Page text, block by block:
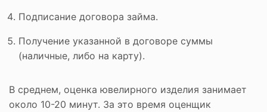
Подписание договора займа.
Получение указанной в договоре суммы
(наличные, либо на карту).
В среднем, оценка ювелирного изделия занимает
около 10-20 минут. За это время оценщик